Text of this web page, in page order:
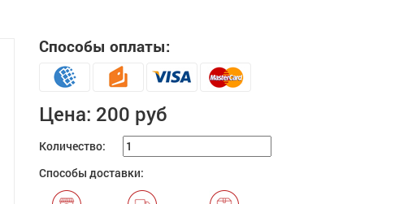
Способы оплаты:
Цена: 200 руб
Количество:
Способы доставки: